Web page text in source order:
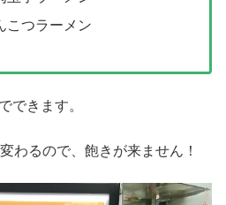
こつラーメン
できます。
わるので、飽きが来ません！